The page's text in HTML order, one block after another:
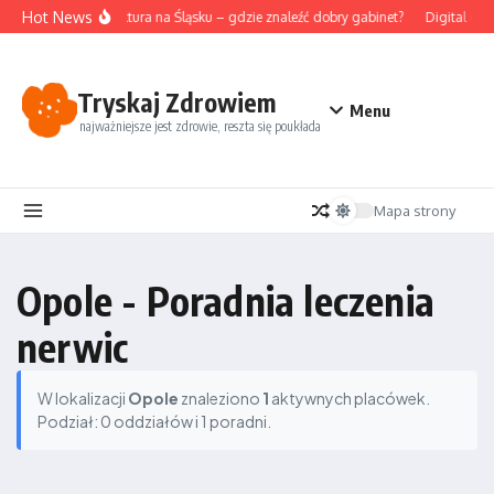
Przejdź do treści
Hot NewsAkupunktura na Śląsku – gdzie znaleźć dobry gabinet? Digital
Tryskaj Zdrowiem
najważniejsze jest zdrowie, reszta się poukłada
Menu
Mapa strony
Opole - Poradnia leczenia
nerwic
W lokalizacji Opole znaleziono 1 aktywnych placówek.
Podział: 0 oddziałów i 1 poradni.